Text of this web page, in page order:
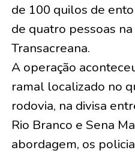
de 100 quilos de
de quatro pessoas
Transacreana.
A operação
ramal localizado no
rodovia, na divisa
Rio Branco e Sena
abordagem, os